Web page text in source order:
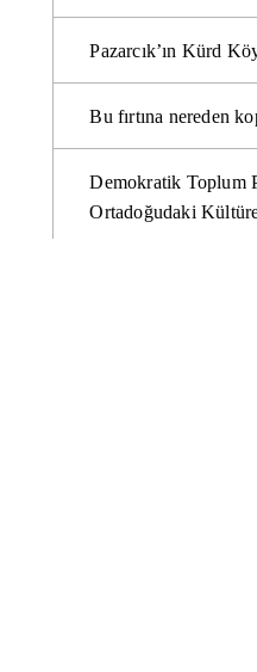
Pazarcık’ın Kürd
Bu fırtına nereden
Demokratik Toplum
Ortadoğudaki